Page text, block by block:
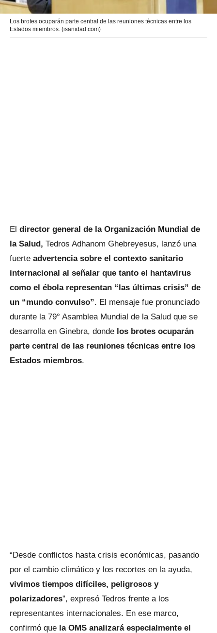
Los brotes ocuparán parte central de las reuniones técnicas entre los
Estados miembros. (isanidad.com)
El director general de la Organización Mundial de
la Salud, Tedros Adhanom Ghebreyesus, lanzó una
fuerte advertencia sobre el contexto sanitario
internacional al señalar que tanto el hantavirus
como el ébola representan “las últimas crisis” de
un “mundo convulso”. El mensaje fue pronunciado
durante la 79° Asamblea Mundial de la Salud que se
desarrolla en Ginebra, donde los brotes ocuparán
parte central de las reuniones técnicas entre los
Estados miembros.
“Desde conflictos hasta crisis económicas, pasando
por el cambio climático y los recortes en la ayuda,
vivimos tiempos difíciles, peligrosos y
polarizadores”, expresó Tedros frente a los
representantes internacionales. En ese marco,
confirmó que la OMS analizará especialmente el